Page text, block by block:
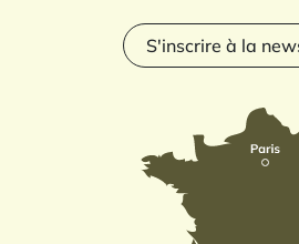
S'inscrire à la